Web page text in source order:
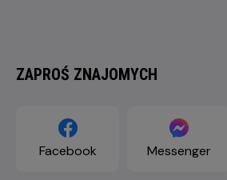
ZAPROŚ ZNAJOMYCH
Facebook Messenger